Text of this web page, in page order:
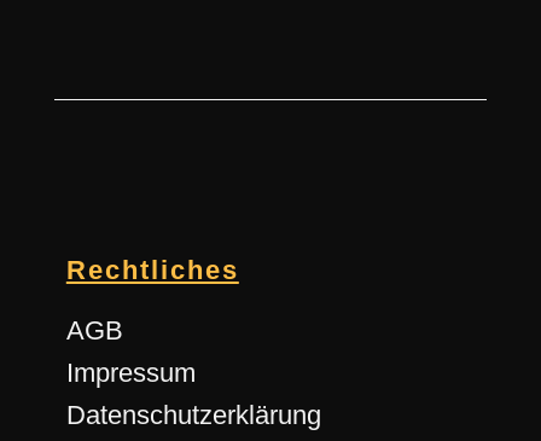
Rechtliches
AGB
Impressum
Datenschutzerklärung